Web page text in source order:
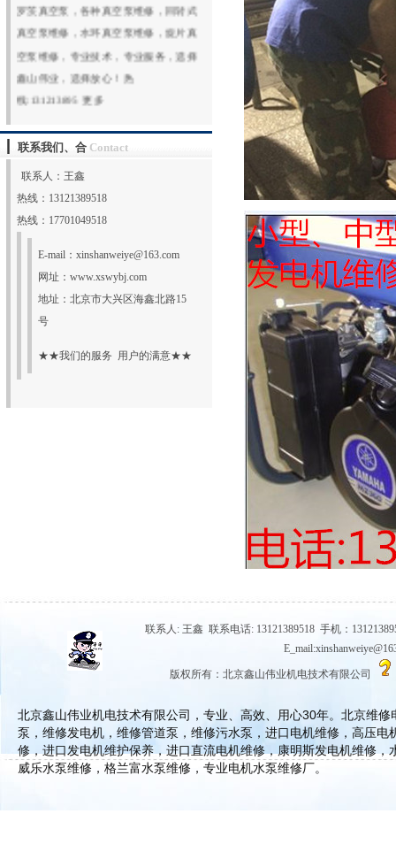
联系我们、合 Contact
联系人：王鑫
热线：13121389518
热线：17701049518
E-mail： xinshanweiye@163.com
网址： www.xswybj.com
地址：北京市大兴区海鑫北路15
号
★★我们的服务 用户的满意★★
联系人: 王鑫 联系电话: 13121389518 手机：
版权所有：北京鑫山伟业机电技术有限公司
北京鑫山伟业机电技术有限公司，专业、高效、用心30年。北京维
泵，维修发电机，维修管道泵，维修污水泵，进口电机维修，高压
修，进口发电机维护保养，进口直流电机维修，康明斯发电机维修
威乐水泵维修，格兰富水泵维修，专业电机水泵维修厂。